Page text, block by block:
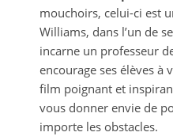
mouchoirs, celui-ci est
Williams, dans l’un de
incarne un professeur
encourage ses élèves
film poignant et
vous donner envie de
importe les obstacles.